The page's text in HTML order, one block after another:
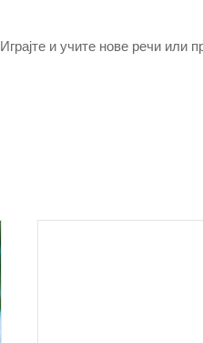
Играјте и учите нове речи или